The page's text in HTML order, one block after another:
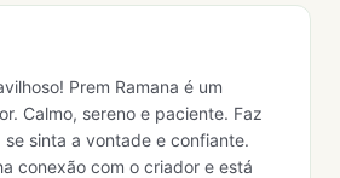
Prem Ramana é um
Calmo, sereno e paciente. Faz
sinta a vontade e confiante.
conexão com o criador e está